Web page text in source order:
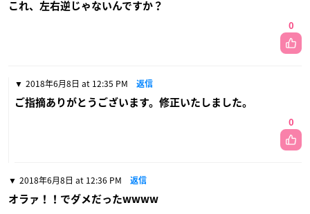
これ、左右逆じゃないんですか？
0
2018年6月8日 at 12:35 PM 返信
ご指摘ありがとうございます。修正いたしました。
0
2018年6月8日 at 12:36 PM 返信
オラァ！！でダメだったwwww